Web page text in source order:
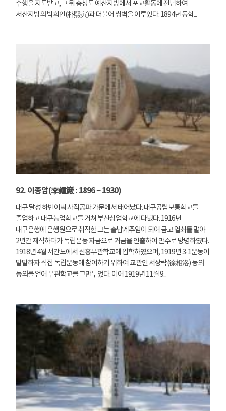
수행을 지도받고, 그 뒤 충청도 예산지방에서 포교활동에 전념하여
서산지방의 박희인(朴熙寅)과 더불어 쌍벽을 이루었다. 1894년 동학...
92. 이종암(李鍾巖 : 1896 ~ 1930)
대구 달성 하빈이씨 사직공파 가문에서 태어났다. 대구공립보통학교를
졸업하고 대구농업학교를 거쳐 부산상업학교에 다녔다. 1916년
대구은행에 은행원으로 취직한 그는 출납계주임이 되어 금고 열쇠를 맡아
2년간 재직하다가 독립운동 자금으로 거금을 인출하여 만주로 망명하였다.
1918년 4월 서간도에서 신흥무관학교에 입학하였으며, 1919년 3·1운동이
발발하자 직접 독립운동에 참여하기 위하여 교관인 서상락(徐相洛) 등의
동의를 얻어 무관학교를 그만두었다. 이어 1919년 11월 9...